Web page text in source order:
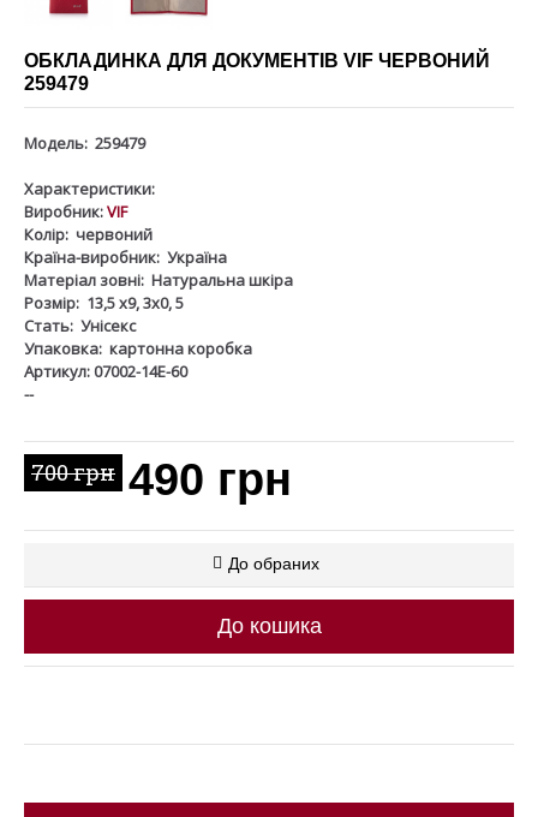
ОБКЛАДИНКА ДЛЯ ДОКУМЕНТІВ VIF ЧЕРВОНИЙ
259479
Модель: 259479
Характеристики:
Виробник:VIF
Колір: червоний
Країна-виробник: Україна
Матеріал зовні: Натуральна шкіра
Розмір: 13,5 х9, 3х0, 5
Стать: Унісекс
Упаковка: картонна коробка
Артикул: 07002-14Е-60
--
700 грн 490 грн
До обраних
До кошика